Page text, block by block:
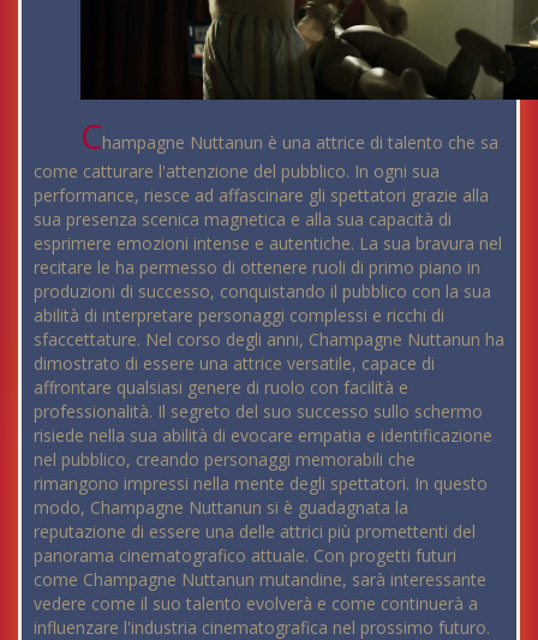
Champagne Nuttanun è una attrice di talento che sa
come catturare l'attenzione del pubblico. In ogni sua
performance, riesce ad affascinare gli spettatori grazie alla
sua presenza scenica magnetica e alla sua capacità di
esprimere emozioni intense e autentiche. La sua bravura nel
recitare le ha permesso di ottenere ruoli di primo piano in
produzioni di successo, conquistando il pubblico con la sua
abilità di interpretare personaggi complessi e ricchi di
sfaccettature. Nel corso degli anni, Champagne Nuttanun ha
dimostrato di essere una attrice versatile, capace di
affrontare qualsiasi genere di ruolo con facilità e
professionalità. Il segreto del suo successo sullo schermo
risiede nella sua abilità di evocare empatia e identificazione
nel pubblico, creando personaggi memorabili che
rimangono impressi nella mente degli spettatori. In questo
modo, Champagne Nuttanun si è guadagnata la
reputazione di essere una delle attrici più promettenti del
panorama cinematografico attuale. Con progetti futuri
come Champagne Nuttanun mutandine, sarà interessante
vedere come il suo talento evolverà e come continuerà a
influenzare l'industria cinematografica nel prossimo futuro.